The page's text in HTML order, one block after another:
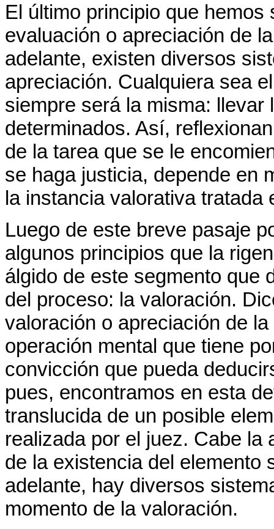
El último principio que hemos
evaluación o apreciación de
adelante, existen diversos
apreciación. Cualquiera sea
siempre será la misma:
determinados. Así,
de la tarea que se le
se haga justicia, depende en
la instancia valorativa tratada
Luego de este breve pasaje
algunos principios que la
álgido de este segmento que
del proceso: la valoración.
valoración o apreciación de
operación mental que tiene
convicción que pueda
pues, encontramos en esta
translucida de un posible
realizada por el juez. Cabe la
de la existencia del elemento
adelante, hay diversos
momento de la valoración.